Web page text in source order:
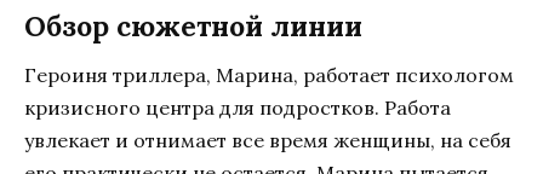
Обзор сюжетной линии
Героиня триллера, Марина, работает психологом
кризисного центра для подростков. Работа
увлекает и отнимает все время женщины, на себя